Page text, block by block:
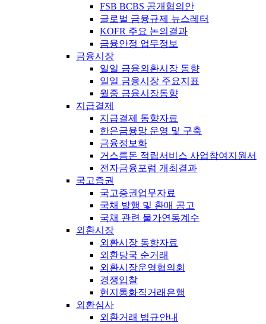
FSB BCBS 공개협의안
글로벌 금융규제 뉴스레터
KOFR 주요 논의결과
금융안정 업무정보
금융시장
일일 금융외환시장 동향
일일 금융시장 주요지표
월중 금융시장동향
지급결제
지급결제 동향자료
한은금융망 운영 및 구축
금융정보화
거스름돈 적립서비스 사업참여지원서
전자금융포럼 개최결과
국고증권
국고증권업무자료
국채 발행 및 환매 공고
국채 관련 물가연동계수
외환시장
외환시장 동향자료
외환당국 순거래
외환시장운영협의회
경쟁입찰
현지통화직거래은행
외환심사
외환거래 법규안내